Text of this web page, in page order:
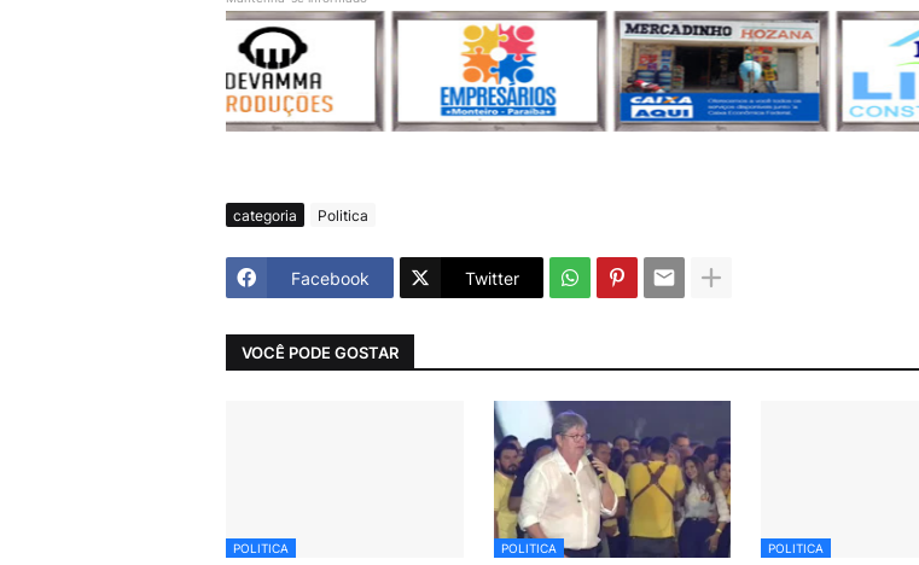
categoria Politica
Facebook Twitter
VOCÊ PODE GOSTAR
POLITICA POLITICA POLITICA